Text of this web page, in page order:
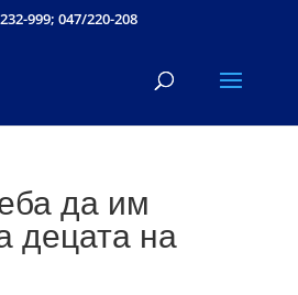
999; 047/220-208
да им
децата на